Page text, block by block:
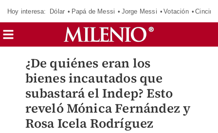
Hoy interesa: Dólar Papá de Messi Jorge Messi Votación
¿De quiénes eran los
bienes incautados que
subastará el Indep? Esto
reveló Mónica Fernández y
Rosa Icela Rodríguez